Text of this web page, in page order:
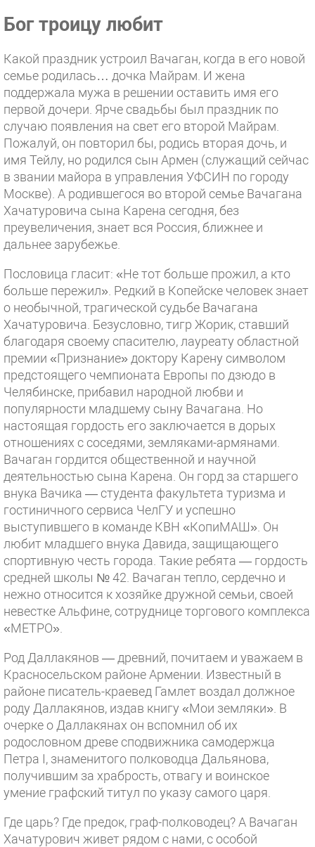
Бог троицу любит
Какой праздник устроил Вачаган, когда в его новой
семье родилась… дочка Майрам. И жена
поддержала мужа в решении оставить имя его
первой дочери. Ярче свадьбы был праздник по
случаю появления на свет его второй Майрам.
Пожалуй, он повторил бы, родись вторая дочь, и
имя Тейлу, но родился сын Армен (служащий сейчас
в звании майора в управления УФСИН по городу
Москве). А родившегося во второй семье Вачагана
Хачатуровича сына Карена сегодня, без
преувеличения, знает вся Россия, ближнее и
дальнее зарубежье.
Пословица гласит: «Не тот больше прожил, а кто
больше пережил». Редкий в Копейске человек знает
о необычной, трагической судьбе Вачагана
Хачатуровича. Безусловно, тигр Жорик, ставший
благодаря своему спасителю, лауреату областной
премии «Признание» доктору Карену символом
предстоящего чемпионата Европы по дзюдо в
Челябинске, прибавил народной любви и
популярности младшему сыну Вачагана. Но
настоящая гордость его заключается в дорых
отношениях с соседями, земляками-армянами.
Вачаган гордится общественной и научной
деятельностью сына Карена. Он горд за старшего
внука Вачика — студента факультета туризма и
гостиничного сервиса ЧелГУ и успешно
выступившего в команде КВН «КопиМАШ». Он
любит младшего внука Давида, защищающего
спортивную честь города. Такие ребята — гордость
средней школы № 42. Вачаган тепло, сердечно и
нежно относится к хозяйке дружной семьи, своей
невестке Альфине, сотруднице торгового комплекса
«МЕТРО».
Род Даллакянов — древний, почитаем и уважаем в
Красносельском районе Армении. Известный в
районе писатель-краевед Гамлет воздал должное
роду Даллакянов, издав книгу «Мои земляки». В
очерке о Даллакянах он вспомнил об их
родословном древе сподвижника самодержца
Петра I, знаменитого полководца Дальянова,
получившим за храбрость, отвагу и воинское
умение графский титул по указу самого царя.
Где царь? Где предок, граф-полководец? А Вачаган
Хачатурович живет рядом с нами, с особой